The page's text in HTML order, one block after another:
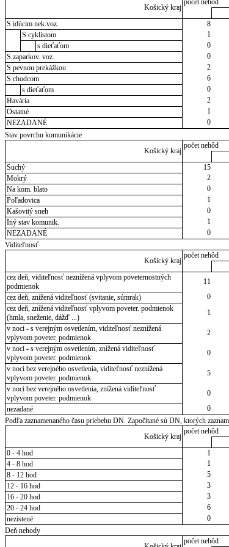
Košický kraj
počet nehôd
S idúcim nek.voz.
8
S cyklistom
1
s dieťaťom
0
S zaparkov. voz.
0
S pevnou prekážkou
2
S chodcom
6
s dieťaťom
0
Havária
2
Ostatné
1
NEZADANÉ
0
Stav povrchu komunikácie
Košický kraj
počet nehôd
Suchý
15
Mokrý
2
Na kom. blato
0
Poľadovica
1
Kašovitý sneh
0
Iný stav komunik.
1
NEZADANÉ
0
Viditeľnosť
Košický kraj
počet nehôd
cez deň, viditeľnosť neznížená vplyvom poveternostných
podmienok
11
cez deň, znížená viditeľnosť (svitanie, súmrak)
0
cez deň, znížená viditeľnosť vplyvom poveter. podmienok
(hmla, sneženie, dážď ...)
1
v noci - s verejným osvetlením, viditeľnosť neznížená
vplyvom poveter. podmienok
2
v noci - s verejným osvetlením, znížená viditeľnosť
vplyvom poveter. podmienok
0
v noci bez verejného osvetlenia, viditeľnosť neznížená
vplyvom poveter. podmienok
5
v noci bez verejného osvetlenia, znížená viditeľnosť
vplyvom poveter. podmienok
0
nezadané
0
Podľa zaznamenaného času priebehu DN. Započítané sú DN, ktorých
Košický kraj
počet nehôd
0 - 4 hod
1
4 - 8 hod
1
8 - 12 hod
5
12 - 16 hod
3
16 - 20 hod
3
20 - 24 hod
6
nezistené
0
Deň nehody
počet nehôd